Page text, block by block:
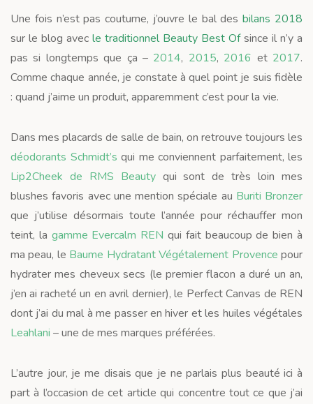
Une fois n’est pas coutume, j’ouvre le bal desbilans 2018
sur le blog avec le traditionnel Beauty Best Ofsince il n’y a
pas si longtemps que ça – 2014, 2015, 2016 et 2017.
Comme chaque année, je constate à quel point je suis fidèle
: quand j’aime un produit, apparemment c’est pour la vie.
Dans mes placards de salle de bain, on retrouve toujours les
déodorants Schmidt’s qui me conviennent parfaitement, les
Lip2Cheek de RMS Beautyqui sont de très loin mes
blushes favoris avec une mention spéciale au Buriti Bronzer
que j’utilise désormais toute l’année pour réchauffer mon
teint, la gamme Evercalm REN qui fait beaucoup de bien à
ma peau, le Baume Hydratant Végétalement Provence pour
hydrater mes cheveux secs (le premier flacon a duré un an,
j’en ai racheté un en avril dernier), le Perfect Canvas de REN
dont j’ai du mal à me passer en hiver et les huiles végétales
Leahlani – une de mes marques préférées.
L’autre jour, je me disais que je ne parlais plus beauté ici à
part à l’occasion de cet article qui concentre tout ce que j’ai